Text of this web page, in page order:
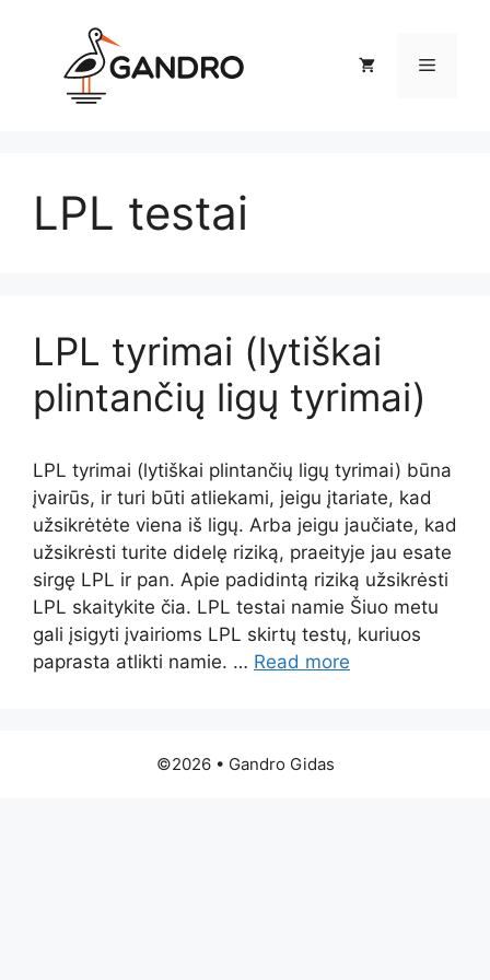
Meniu
LPL testai
LPL tyrimai (lytiškai
plintančių ligų tyrimai)
LPL tyrimai (lytiškai plintančių ligų tyrimai) būna
įvairūs, ir turi būti atliekami, jeigu įtariate, kad
užsikrėtėte viena iš ligų. Arba jeigu jaučiate, kad
užsikrėsti turite didelę riziką, praeityje jau esate
sirgę LPL ir pan. Apie padidintą riziką užsikrėsti
LPL skaitykite čia. LPL testai namie Šiuo metu
gali įsigyti įvairioms LPL skirtų testų, kuriuos
paprasta atlikti namie. … Read more
©2026 • Gandro Gidas